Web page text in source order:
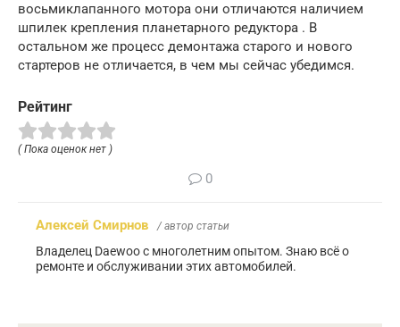
восьмиклапанного мотора они отличаются наличием
шпилек крепления планетарного редуктора . В
остальном же процесс демонтажа старого и нового
стартеров не отличается, в чем мы сейчас убедимся.
Рейтинг
( Пока оценок нет )
0
Алексей Смирнов / автор статьи
Владелец Daewoo с многолетним опытом. Знаю всё о
ремонте и обслуживании этих автомобилей.